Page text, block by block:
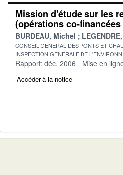
Mission d'étude sur les
(opérations co-
BURDEAU, Michel
CONSEIL GENERAL DES PONTS ET
INSPECTION GENERALE DE
Rapport: déc. 2006 Mise en
Accéder à la notice